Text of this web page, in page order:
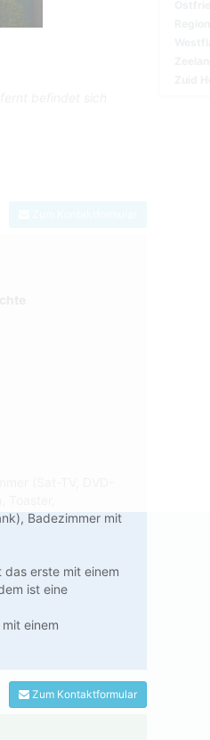
Badezimmer mit
erste mit einem
ist eine
einem
Zum Kontaktformular